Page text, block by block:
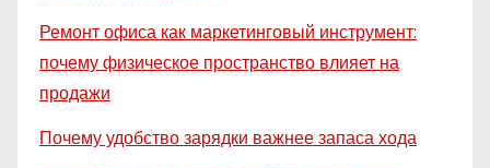
Ремонт офиса как маркетинговый инструмент:
почему физическое пространство влияет на
продажи
Почему удобство зарядки важнее запаса хода